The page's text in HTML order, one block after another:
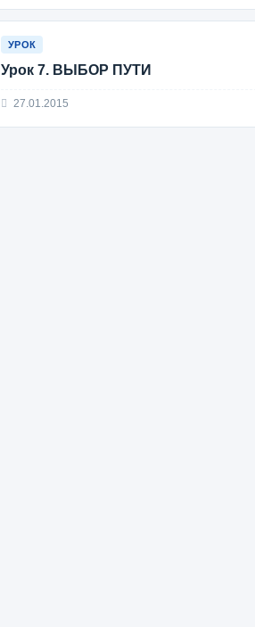
УРОК
Урок 7. ВЫБОР ПУТИ
27.01.2015